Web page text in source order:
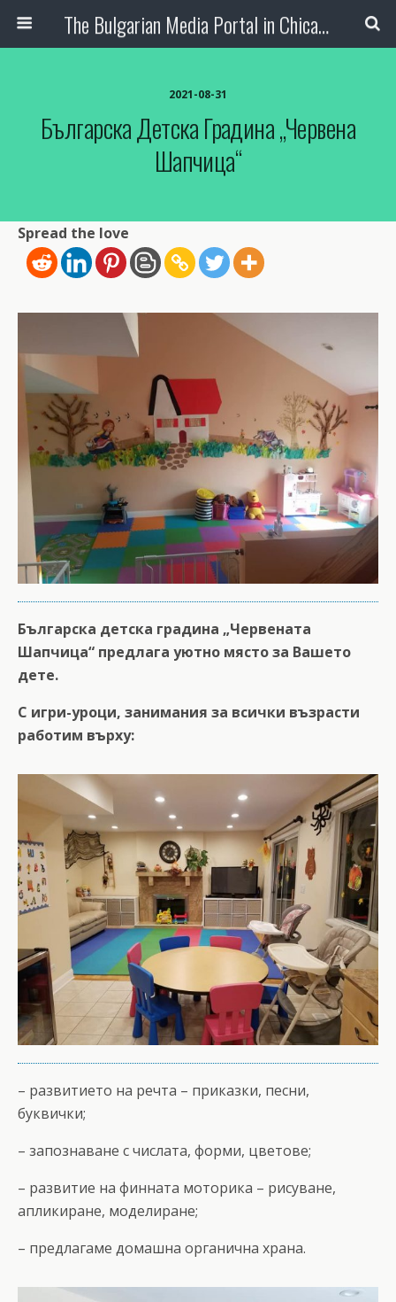
The Bulgarian Media Portal in Chicago
2021-08-31
Българска Детска Градина „Червена
Шапчица“
Spread the love
Българска детска градина „Червената
Шапчица“ предлага уютно място за Вашето
дете.
С игри-уроци, занимания за всички възрасти
работим върху:
– развитието на речта – приказки, песни,
буквички;
– запознаване с числата, форми, цветове;
– развитие на финната моторика – рисуване,
апликиране, моделиране;
– предлагаме домашна органична храна.